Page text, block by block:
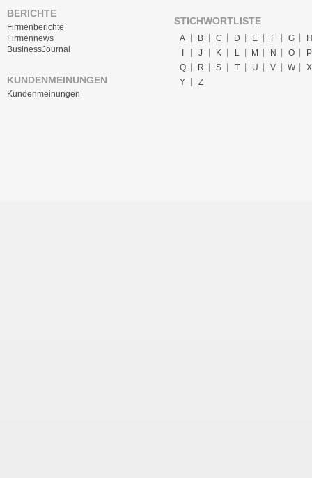
BERICHTE
Firmenberichte
Firmennews
BusinessJournal
KUNDENMEINUNGEN
Kundenmeinungen
STICHWORTLISTE
A B C D E F G
H
I
J K L M N O
P
Q
R S T U V W
X
Y
Z